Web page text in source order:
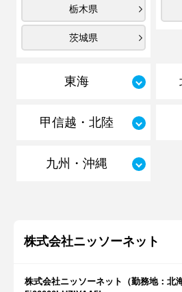
栃木県
茨城県
東海
甲信越・北陸
九州・沖縄
株式会社ニッソーネット
株式会社ニッソーネット（勤務地：北